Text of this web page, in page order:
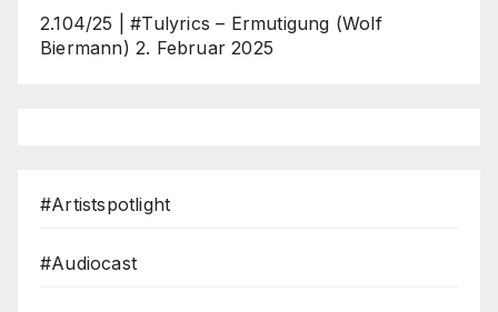
2.104/25 | #Tulyrics – Ermutigung (Wolf
Biermann) 2. Februar 2025
#Artistspotlight
#Audiocast